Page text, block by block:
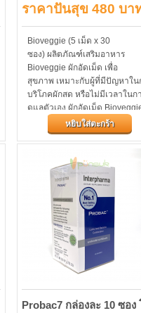
ราคาปันสุข 480 บา
Bioveggie (5 เม็ด x 30
ซอง) ผลิตภัณฑ์เสริมอาหาร
Bioveggie ผักอัดเม็ด เพื่อ
สุขภาพ เหมาะกับผู้ที่มีปัญหาใน
บริโภคผักสด หรือไม่มีเวลาในก
ดูแลตัวเอง ผักอัดเม็ด
ช่วยให้คนไทยได้ทานผักทั้ง 5 สี
สะดวก สะอาด ปลอดภัยไร้สารเ
หยิบใส่ตะกร้า
Probac7 กล่องละ 10 ซอง